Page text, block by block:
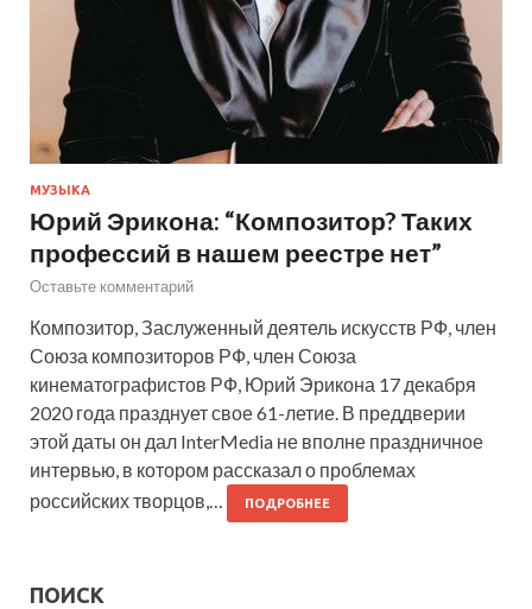
МУЗЫКА
Юрий Эрикона: “Композитор? Таких
профессий в нашем реестре нет”
Оставьте комментарий
Композитор, Заслуженный деятель искусств РФ, член
Союза композиторов РФ, член Союза
кинематографистов РФ, Юрий Эрикона 17 декабря
2020 года празднует свое 61-летие. В преддверии
этой даты он дал InterMedia не вполне праздничное
интервью, в котором рассказал о проблемах
российских творцов,…
ПОДРОБНЕЕ
ПОИСК